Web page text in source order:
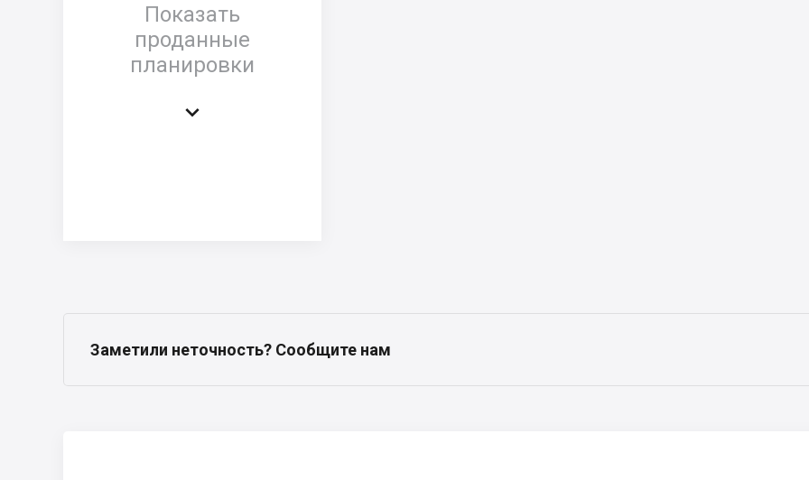
Показать
проданные
планировки

Заметили неточность? Сообщите нам